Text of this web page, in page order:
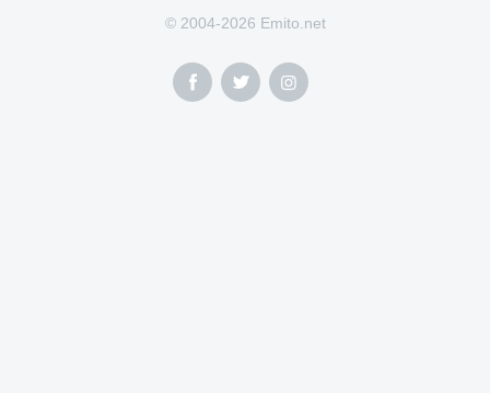
© 2004-2026 Emito.net